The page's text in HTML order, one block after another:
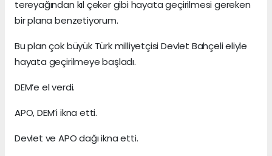
tereyağından kıl çeker gibi hayata geçirilmesi gereken
bir plana benzetiyorum.
Bu plan çok büyük Türk milliyetçisi Devlet Bahçeli eliyle
hayata geçirilmeye başladı.
DEM’e el verdi.
APO, DEM’i ikna etti.
Devlet ve APO dağı ikna etti.